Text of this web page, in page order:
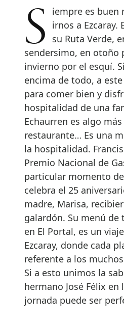
Siempre es buen momento para
irnos a Ezcaray.
su Ruta Verde,
sendersimo, en otoño
invierno por el esquí.
encima de todo, a
para comer bien y
hospitalidad de una
Echaurren es algo
restaurante… Es una
la hospitalidad.
Premio Nacional de
particular momento
celebra el 25
madre, Marisa,
galardón. Su menú de
en El Portal, es un
Ezcaray, donde cada
referente a los
Si a esto unimos la
hermano José Félix en
jornada puede ser